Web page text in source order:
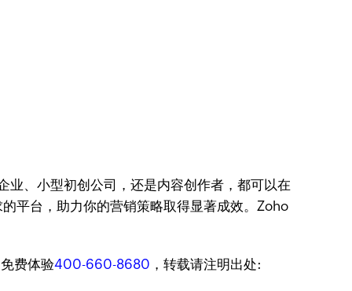
、小型初创公司，还是内容创作者，都可以在
平台，助力你的营销策略取得显著成效。Zoho
费体验400-660-8680 ，转载请注明出处: